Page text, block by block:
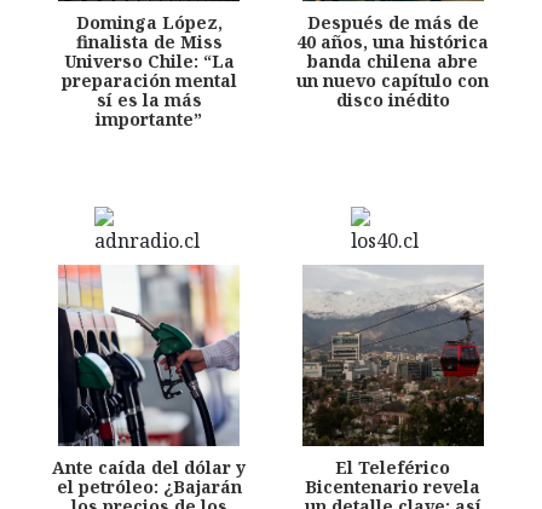
Dominga López,
finalista de Miss
Universo Chile: “La
preparación mental
sí es la más
importante”
Después de más de
40 años, una histórica
banda chilena abre
un nuevo capítulo con
disco inédito
Ante caída del dólar y
el petróleo: ¿Bajarán
El Teleférico
Bicentenario revela